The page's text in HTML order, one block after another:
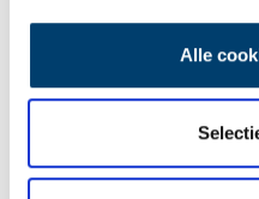
Alle
Lees